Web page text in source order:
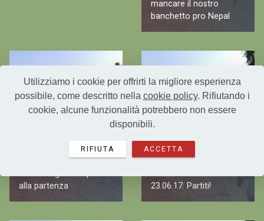
mancare il nostro
banchetto pro Nepal
alla partenza
23.06.17: Partiti!
Utilizziamo i cookie per offrirti la migliore esperienza
possibile, come descritto nella cookie policy. Rifiutando i
cookie, alcune funzionalità potrebbero non essere
disponibili.
RIFIUTA ACCETTA